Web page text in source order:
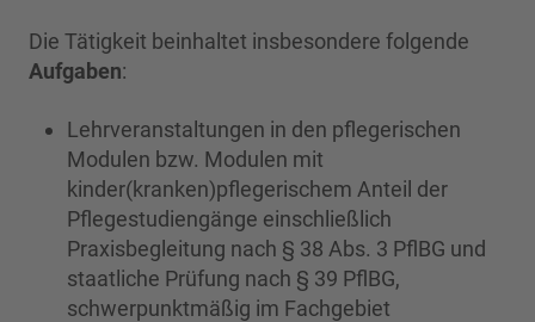
Die Tätigkeit beinhaltet insbesondere folgende
Aufgaben:
Lehrveranstaltungen in den pflegerischen
Modulen bzw. Modulen mit
kinder(kranken)pflegerischem Anteil der
Pflegestudiengänge einschließlich
Praxisbegleitung nach § 38 Abs. 3 PflBG und
staatliche Prüfung nach § 39 PflBG,
schwerpunktmäßig im Fachgebiet